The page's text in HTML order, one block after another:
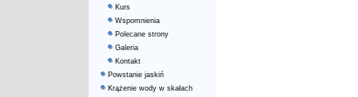
Kurs
Wspomnienia
Polecane strony
Galeria
Kontakt
Powstanie jaskiń
Krążenie wody w skałach